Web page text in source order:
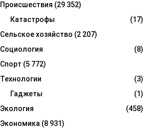
Происшествия (29 352)
Катастрофы
(17)
Сельское хозяйство (2 207)
Социология
(8)
Спорт (5 772)
Технологии
(3)
Гаджеты
(1)
Экология
(458)
Экономика (8 931)